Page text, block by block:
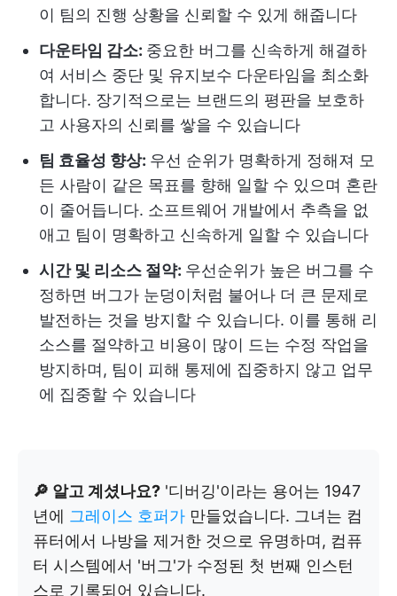
이 팀의 진행 상황을 신뢰할 수 있게 해줍니다
다운타임 감소: 중요한 버그를 신속하게 해결하
여 서비스 중단 및 유지보수 다운타임을 최소화
합니다. 장기적으로는 브랜드의 평판을 보호하
고 사용자의 신뢰를 쌓을 수 있습니다
팀 효율성 향상: 우선 순위가 명확하게 정해져 모
든 사람이 같은 목표를 향해 일할 수 있으며 혼란
이 줄어듭니다. 소프트웨어 개발에서 추측을 없
애고 팀이 명확하고 신속하게 일할 수 있습니다
시간 및 리소스 절약: 우선순위가 높은 버그를 수
정하면 버그가 눈덩이처럼 불어나 더 큰 문제로
발전하는 것을 방지할 수 있습니다. 이를 통해 리
소스를 절약하고 비용이 많이 드는 수정 작업을
방지하며, 팀이 피해 통제에 집중하지 않고 업무
에 집중할 수 있습니다
🔎 알고 계셨나요? '디버깅'이라는 용어는 1947
년에 그레이스 호퍼가 만들었습니다. 그녀는 컴
퓨터에서 나방을 제거한 것으로 유명하며, 컴퓨
터 시스템에서 '버그'가 수정된 첫 번째 인스턴
스로 기록되어 있습니다.